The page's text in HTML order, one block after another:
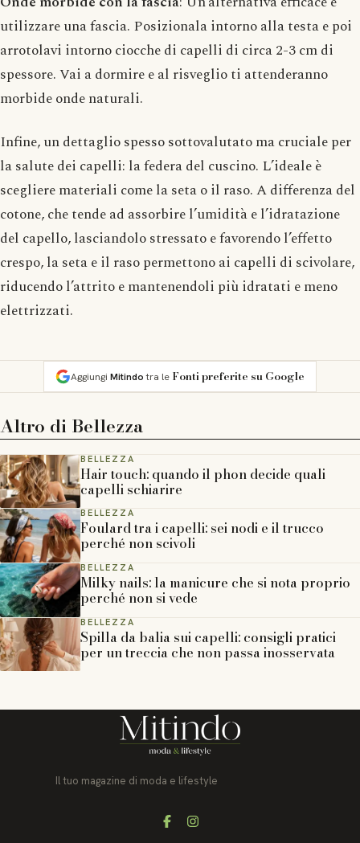
utilizzare una fascia. Posizionala intorno alla testa e poi
arrotolavi intorno ciocche di capelli di circa 2-3 cm di
spessore. Vai a dormire e al risveglio ti attenderanno
morbide onde naturali.
Infine, un dettaglio spesso sottovalutato ma cruciale per
la salute dei capelli: la federa del cuscino. L’ideale è
scegliere materiali come la seta o il raso. A differenza del
cotone, che tende ad assorbire l’umidità e l’idratazione
del capello, lasciandolo stressato e favorendo l’effetto
crespo, la seta e il raso permettono ai capelli di scivolare,
riducendo l’attrito e mantenendoli più idratati e meno
elettrizzati.
Aggiungi Mitindotra le Fonti preferite su Google
Altro di Bellezza
BELLEZZA
Hair touch: quando il phon decide quali
capelli schiarire
BELLEZZA
Foulard tra i capelli: sei nodi e il trucco
perché non scivoli
BELLEZZA
Milky nails: la manicure che si nota proprio
perché non si vede
BELLEZZA
Spilla da balia sui capelli: consigli pratici
per un treccia che non passa inosservata
Il tuo magazine di moda e lifestyle
FacebookInstagram